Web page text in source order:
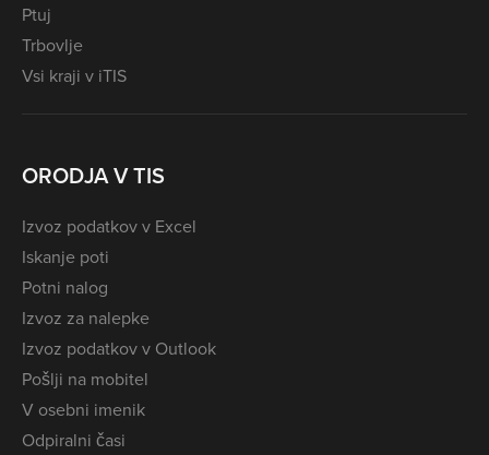
Ptuj
Trbovlje
Vsi kraji v iTIS
ORODJA V TIS
Izvoz podatkov v Excel
Iskanje poti
Potni nalog
Izvoz za nalepke
Izvoz podatkov v Outlook
Pošlji na mobitel
V osebni imenik
Odpiralni časi